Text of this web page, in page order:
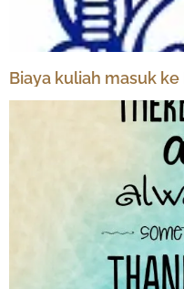
Biaya kuliah masuk ke